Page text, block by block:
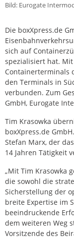
Bild: Eurogate
Die boxXpress.de
sich auf
spezialisiert hat.
Containerterminals
den Terminals in
verbunden. Zum
GmbH, Eurogate
Tim Krasowka
boxXpress.de
Stefan Marx, der
14 Jahren Tätigkeit
„Mit Tim Krasowka
die sowohl die
Sicherstellung der
breite Expertise im
beeindruckende
dem weiteren Weg
Vorsitzende des